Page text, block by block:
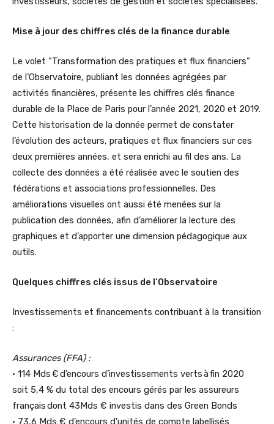
Mise à jour des chiffres clés de la finance durable
Le volet “Transformation des pratiques et flux financiers”
de l’Observatoire, publiant les données agrégées par
activités financières, présente les chiffres clés finance
durable de la Place de Paris pour l’année 2021, 2020 et 2019.
Cette historisation de la donnée permet de constater
l’évolution des acteurs, pratiques et flux financiers sur ces
deux premières années, et sera enrichi au fil des ans. La
collecte des données a été réalisée avec le soutien des
fédérations et associations professionnelles. Des
améliorations visuelles ont aussi été menées sur la
publication des données, afin d’améliorer la lecture des
graphiques et d’apporter une dimension pédagogique aux
outils.
Quelques chiffres clés issus de l’Observatoire
Investissements et financements contribuant à la transition
:
Assurances (FFA) :
• 114 Mds € d’encours d’investissements verts à fin 2020
soit 5,4 % du total des encours gérés par les assureurs
français dont 43Mds € investis dans des Green Bonds
• 73,6 Mds € d’encours d’unités de compte labellisés